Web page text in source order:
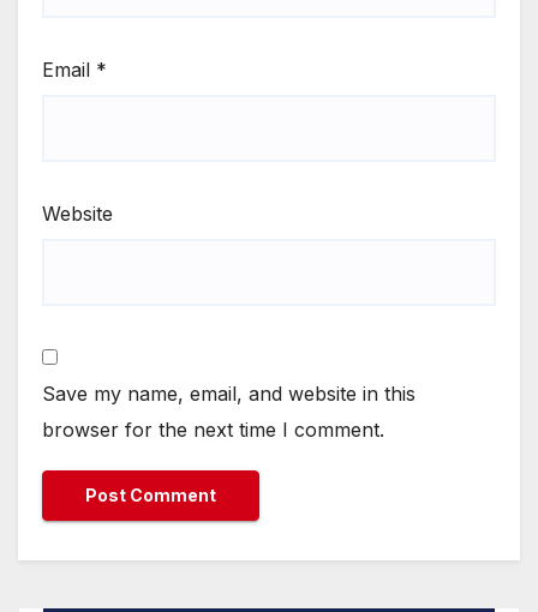
Email *
Website
Save my name, email, and website in this
browser for the next time I comment.